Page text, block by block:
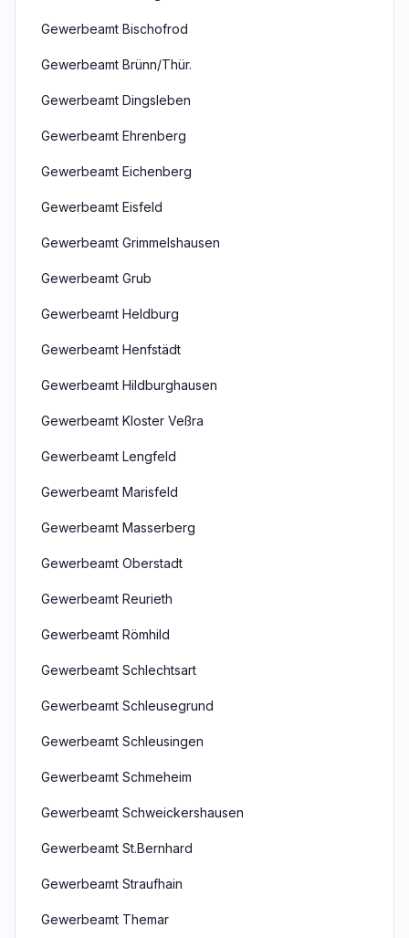
Gewerbeamt Bischofrod
Gewerbeamt Brünn/Thür.
Gewerbeamt Dingsleben
Gewerbeamt Ehrenberg
Gewerbeamt Eichenberg
Gewerbeamt Eisfeld
Gewerbeamt Grimmelshausen
Gewerbeamt Grub
Gewerbeamt Heldburg
Gewerbeamt Henfstädt
Gewerbeamt Hildburghausen
Gewerbeamt Kloster Veßra
Gewerbeamt Lengfeld
Gewerbeamt Marisfeld
Gewerbeamt Masserberg
Gewerbeamt Oberstadt
Gewerbeamt Reurieth
Gewerbeamt Römhild
Gewerbeamt Schlechtsart
Gewerbeamt Schleusegrund
Gewerbeamt Schleusingen
Gewerbeamt Schmeheim
Gewerbeamt Schweickershausen
Gewerbeamt St.Bernhard
Gewerbeamt Straufhain
Gewerbeamt Themar